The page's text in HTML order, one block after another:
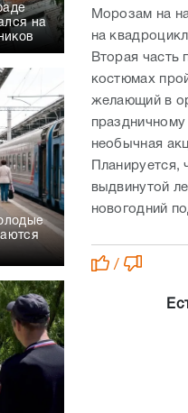
на
Морозам на
на
Вторая часть
костюмах
желающий в
необычная
Планируется,
выдвинутой
новогодний
/